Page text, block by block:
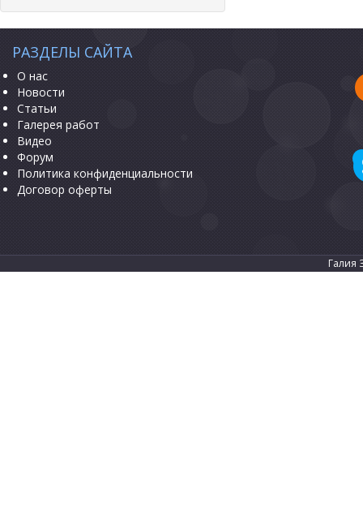
РАЗДЕЛЫ САЙТА
О нас
Новости
Статьи
Галерея работ
Видео
Форум
Политика конфиденциальности
Договор оферты
Галия